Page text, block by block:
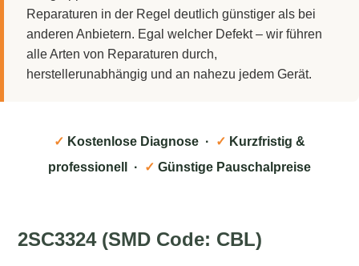
Reparaturen in der Regel deutlich günstiger als bei
anderen Anbietern. Egal welcher Defekt – wir führen
alle Arten von Reparaturen durch,
herstellerunabhängig und an nahezu jedem Gerät.
✓ Kostenlose Diagnose · ✓ Kurzfristig &
professionell ·
✓ Günstige Pauschalpreise
2SC3324 (SMD Code: CBL)